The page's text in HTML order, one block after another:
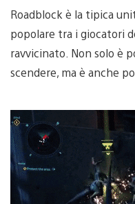
Roadblock è la tipica
popolare tra i giocatori
ravvicinato. Non solo è
scendere, ma è anche